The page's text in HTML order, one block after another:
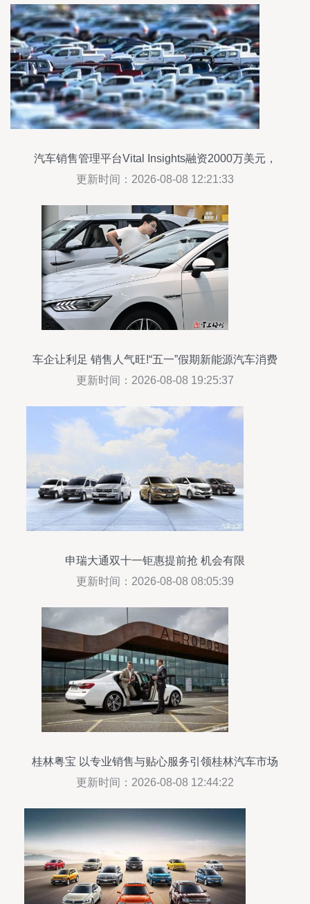
汽车销售管理平台Vital Insights融资2000万美元，
或将撬动汽车装饰用品销售新增长
更新时间：2026-08-08 12:21:33
车企让利足 销售人气旺!“五一”假期新能源汽车消费
市场迎来暖流 汽车装饰用品销售
更新时间：2026-08-08 19:25:37
申瑞大通双十一钜惠提前抢 机会有限
更新时间：2026-08-08 08:05:39
桂林粤宝 以专业销售与贴心服务引领桂林汽车市场
新风尚
更新时间：2026-08-08 12:44:22